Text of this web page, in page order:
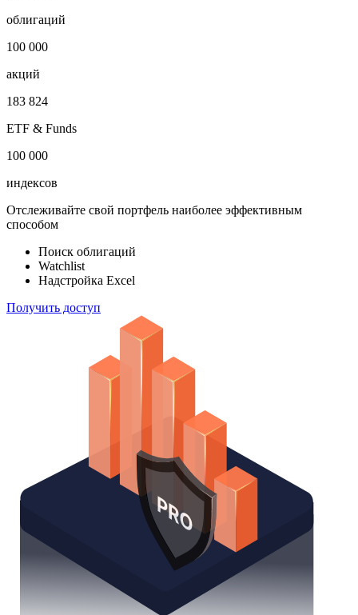
облигаций
100 000
акций
183 824
ETF & Funds
100 000
индексов
Отслеживайте свой портфель наиболее эффективным
способом
Поиск облигаций
Watchlist
Надстройка Excel
Получить доступ